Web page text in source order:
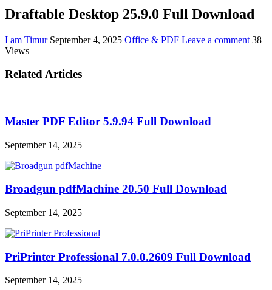
Draftable Desktop 25.9.0 Full Download
I am Timur September 4, 2025 Office & PDF Leave a comment 38
Views
Related Articles
Master PDF Editor 5.9.94 Full Download
September 14, 2025
Broadgun pdfMachine 20.50 Full Download
September 14, 2025
PriPrinter Professional 7.0.0.2609 Full Download
September 14, 2025